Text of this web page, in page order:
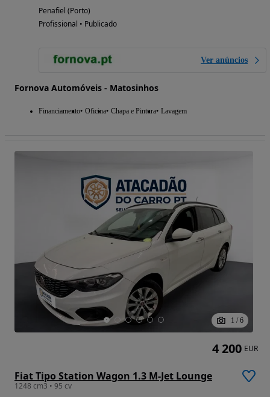
Penafiel (Porto)
Profissional • Publicado
Ver anúncios
Fornova Automóveis - Matosinhos
Financiamento Oficina Chapa e Pintura Lavagem
1 / 6
Fiat Tipo Station Wagon 1.3 M-Jet Lounge
1248 cm3 • 95 cv
4 200 EUR